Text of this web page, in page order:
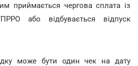
приймається чергова сплата із
або відбувається відпуск
може бути один чек на дату